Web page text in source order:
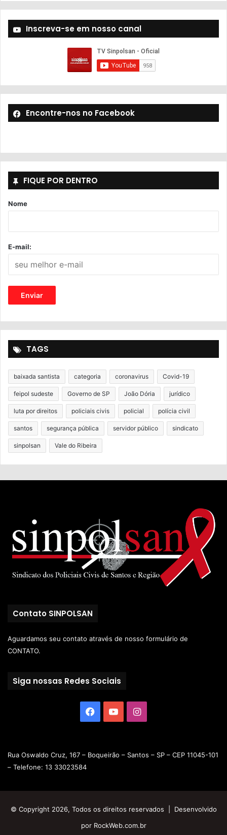
Inscreva-se em nosso canal
Encontre-nos no Facebook
FIQUE POR DENTRO
Nome
E-mail:
TAGS
baixada santista categoria coronavirus Covid-19
feipol sudeste Governo de SP João Dória jurídico
luta por direitos policiais civis policial polícia civil
santos segurança pública servidor público sindicato
sinpolsan Vale do Ribeira
Contato SINPOLSAN
Aguardamos seu contato através de nosso formulário de
CONTATO.
Siga nossas Redes Sociais
Rua Oswaldo Cruz, 167 – Boqueirão – Santos – SP – CEP 11045-101
– Telefone: 13 33023584
© Copyright 2026, Todos os direitos reservados | Desenvolvido
por RockWeb.com.br